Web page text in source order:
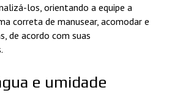
los, orientando a equipe a
correta de manusear, acomodar e
de acordo com suas
e umidade